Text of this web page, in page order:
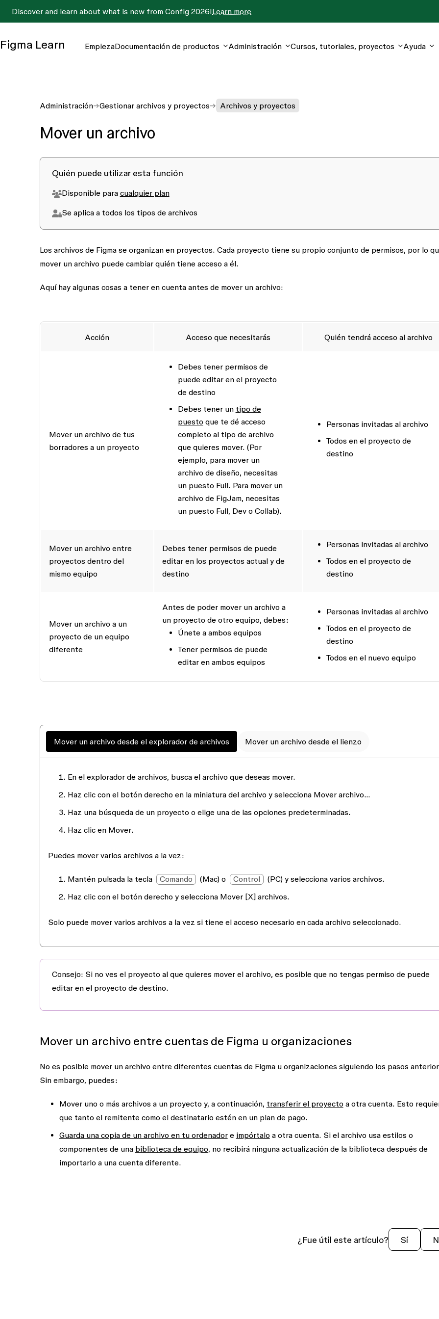
Discover and learn about what is new from Config 2026!Learn more
Figma Learn EmpiezaDocumentación de productos Administración Cursos, tutoriales, proyectos Ayuda
Administración Gestionar archivos y proyectos Archivos y proyectos
Mover un archivo
Quién puede utilizar esta función
Disponible para cualquier plan
Se aplica a todos los tipos de archivos
Los archivos de Figma se organizan en proyectos. Cada proyecto tiene su propio conjunto de permisos, por lo
mover un archivo puede cambiar quién tiene acceso a él.
Aquí hay algunas cosas a tener en cuenta antes de mover un archivo:
Acción Acceso que necesitarás Quién tendrá acceso al archivo
Mover un archivo de tus
borradoresa un proyecto
Debes tener permisos de
puede editaren el proyecto
de destino
Debes tener un tipo de
puesto que te dé acceso
completo al tipo de archivo
que quieres mover. (Por
ejemplo, para mover un
archivo de diseño, necesitas
un puesto Full. Para mover un
archivo de FigJam, necesitas
un puesto Full, Dev o Collab).
Personas invitadas al archivo
Todos en el proyecto de
destino
Mover un archivo entre
proyectos dentro del
mismo equipo
Debes tener permisos de puede
editaren los proyectos actual y de
destino
Personas invitadas al archivo
Todos en el proyecto de
destino
Mover un archivo a un
proyecto de un equipo
diferente
Antes de poder mover un archivo a
un proyecto de otro equipo, debes:
Únete a ambos equipos
Tener permisos de puede
editaren ambos equipos
Personas invitadas al archivo
Todos en el proyecto de
destino
Todos en el nuevo equipo
Mover un archivo desde el explorador de archivos Mover un archivo desde el lienzo
En el explorador de archivos, busca el archivo que deseas mover.
Haz clic con el botón derecho en la miniatura del archivo y selecciona Mover archivo…
Haz una búsqueda de un proyecto o elige una de las opciones predeterminadas.
Haz clic en Mover.
Puedes mover varios archivos a la vez:
Mantén pulsada la tecla Comando (Mac) o Control
(PC) y selecciona varios archivos.
Haz clic con el botón derecho y selecciona Mover [X] archivos.
Solo puede mover varios archivos a la vez si tiene el acceso necesario en cada archivo seleccionado.
Consejo: Si no ves el proyecto al que quieres mover el archivo, es posible que no tengas permiso de puede
editaren el proyecto de destino.
Mover un archivo entre cuentas de Figma u organizaciones
No es posible mover un archivo entre diferentes cuentas de Figma u organizaciones siguiendo los pasos
Sin embargo, puedes:
Mover uno o más archivos a un proyecto y, a continuación, transferir el proyecto a otra cuenta. Esto
que tanto el remitente como el destinatario estén en un plan de pago.
Guarda una copia de un archivo en tu ordenadore impórtalo a otra cuenta. Si el archivo usa estilos o
componentes de una biblioteca de equipo, no recibirá ninguna actualización de la biblioteca después de
importarlo a una cuenta diferente.
¿Fue útil este artículo? Sí